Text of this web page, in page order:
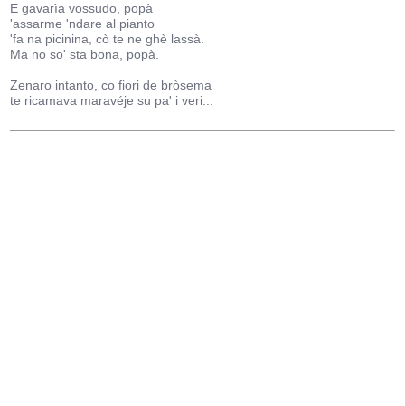
E gavarìa vossudo, popà
'assarme 'ndare al pianto
'fa na picinina, cò te ne ghè lassà.
Ma no so' sta bona, popà.
Zenaro intanto, co fiori de bròsema
te ricamava maravéje su pa' i veri...